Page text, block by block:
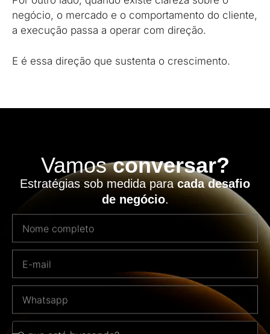
negócio, o mercado e o comportamento do cliente,
a execução passa a operar com direção.
E é essa direção que sustenta o crescimento.
Vamosconversar?
Estratégias sob medida paracada desafio
de negócio.